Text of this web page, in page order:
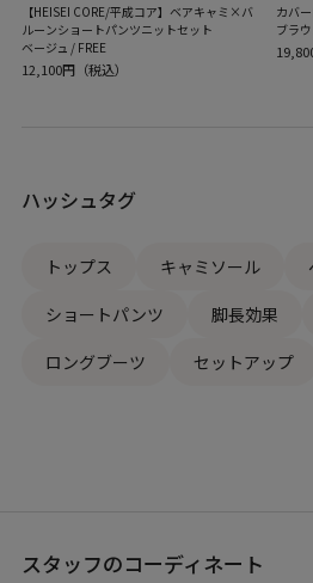
【HEISEI CORE/平成コア】ベアキャミ×バ
ルーンショートパンツニットセット
ベージュ / FREE
12,100円（税込）
カバ
ブラウ
ハッシュタグ
トップス キャミソール
ショートパンツ
脚長効果
ロングブーツ
セットアップ
スタッフのコーディネート